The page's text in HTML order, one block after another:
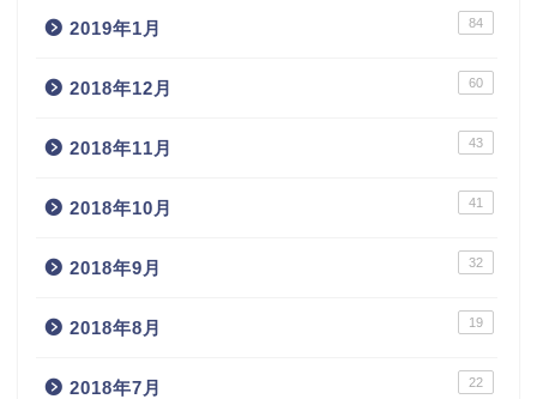
2019年1月 84
2018年12月 60
2018年11月 43
2018年10月 41
2018年9月 32
2018年8月 19
2018年7月 22